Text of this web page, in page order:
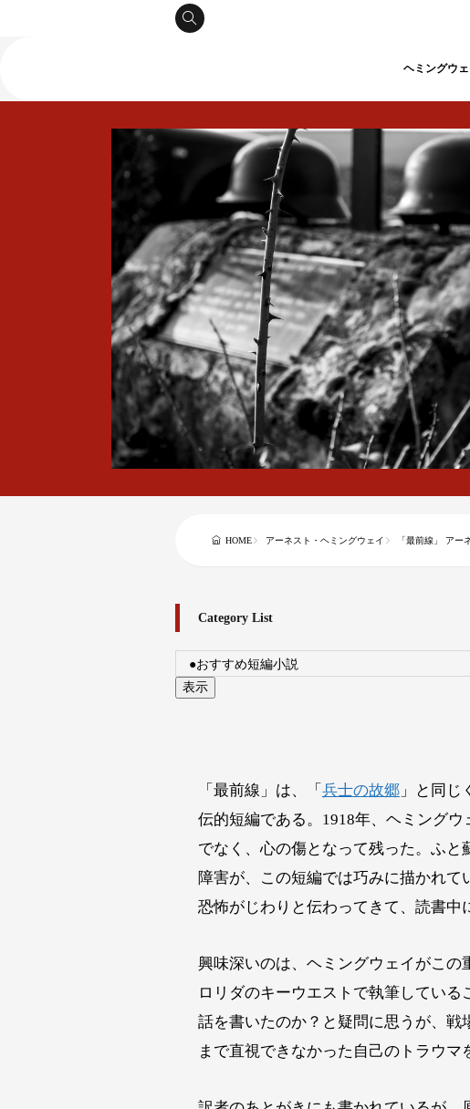
ヘミングウ
HOME アーネスト・ヘミングウェイ 「最前線」 アー
Category List
「最前線」は、「 兵士の故郷 」と同
伝的短編である。1918年、ヘミング
でなく、心の傷となって残った。ふ
障害が、この短編では巧みに描かれ
恐怖がじわりと伝わってきて、読書中
興味深いのは、ヘミングウェイがこ
ロリダのキーウエストで執筆してい
話を書いたのか？と疑問に思うが、
まで直視できなかった自己のトラウマ